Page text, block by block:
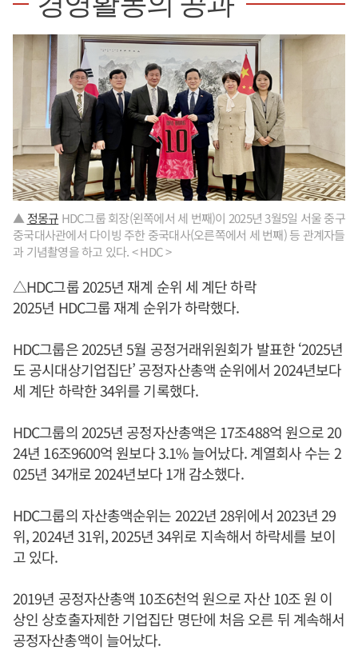
▲ 정몽규 HDC그룹 회장(왼쪽에서 세 번째)이 2025년 3월5일 서울 중구
중국대사관에서 다이빙 주한 중국대사(오른쪽에서 세 번째) 등 관계자들
과 기념촬영을 하고 있다. < HDC >
△HDC그룹 2025년 재계 순위 세 계단 하락
2025년 HDC그룹 재계 순위가 하락했다.
HDC그룹은 2025년 5월 공정거래위원회가 발표한 ‘2025년
도 공시대상기업집단’ 공정자산총액 순위에서 2024년보다
세 계단 하락한 34위를 기록했다.
HDC그룹의 2025년 공정자산총액은 17조488억 원으로 20
24년 16조9600억 원보다 3.1% 늘어났다. 계열회사 수는 2
025년 34개로 2024년보다 1개 감소했다.
HDC그룹의 자산총액순위는 2022년 28위에서 2023년 29
위, 2024년 31위, 2025년 34위로 지속해서 하락세를 보이
고 있다.
2019년 공정자산총액 10조6천억 원으로 자산 10조 원 이
상인 상호출자제한 기업집단 명단에 처음 오른 뒤 계속해서
공정자산총액이 늘어났다.